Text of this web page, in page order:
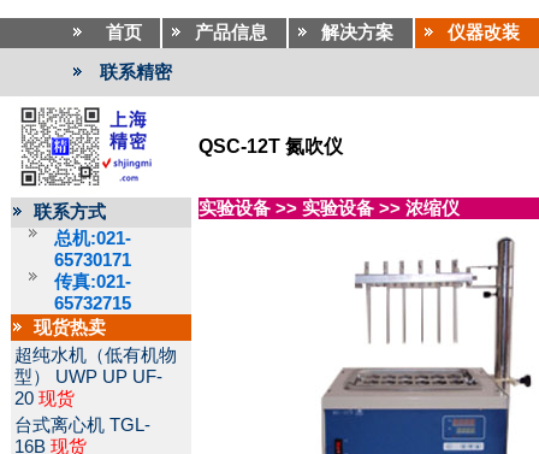
首页 产品信息 解决方案 仪器改装
联系精密
QSC-12T 氮吹仪
联系方式
总机:021-
65730171
传真:021-
65732715
现货热卖
超纯水机（低有机物
型）
UWP UP UF-
20 现货
台式离心机 TGL-
16B 现货
实验设备 >> 实验设备 >> 浓缩仪